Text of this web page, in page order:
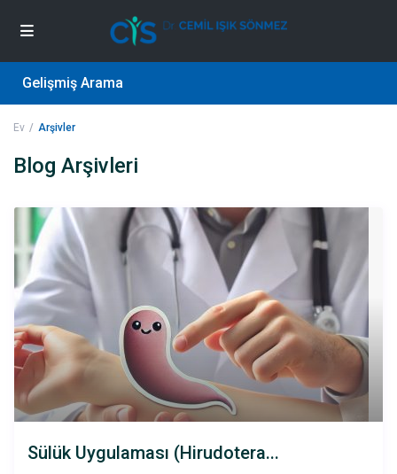
Gelişmiş Arama
Ev Arşivler
Blog Arşivleri
Sülük Uygulaması (Hirudotera...